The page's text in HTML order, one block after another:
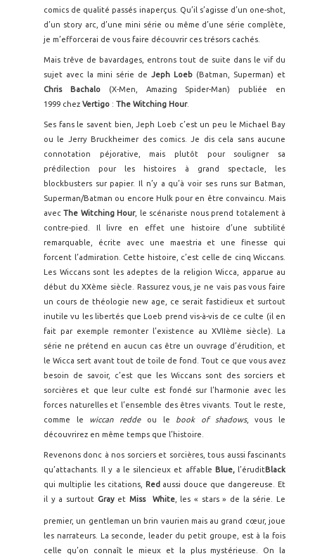
comics de qualité passés inaperçus. Qu’il s’agisse d’un one-shot,
d’un story arc, d’une mini série ou même d’une série complète,
je m’efforcerai de vous faire découvrir ces trésors cachés.
Mais trêve de bavardages, entrons tout de suite dans le vif du
sujet avec la mini série de Jeph Loeb (Batman, Superman) et
Chris Bachalo(X-Men, Amazing Spider-Man) publiée en
1999 chez Vertigo : The Witching Hour.
Ses fans le savent bien, Jeph Loeb c’est un peu le Michael Bay
ou le Jerry Bruckheimer des comics. Je dis cela sans aucune
connotation péjorative, mais plutôt pour souligner sa
prédilection pour les histoires à grand spectacle, les
blockbusters sur papier. Il n’y a qu’à voir ses runs sur Batman,
Superman/Batman ou encore Hulk pour en être convaincu. Mais
avecThe Witching Hour, le scénariste nous prend totalement à
contre-pied. Il livre en effet une histoire d’une subtilité
remarquable, écrite avec une maestria et une finesse qui
forcent l’admiration. Cette histoire, c’est celle de cinq Wiccans.
Les Wiccans sont les adeptes de la religion Wicca, apparue au
début du XXème siècle. Rassurez vous, je ne vais pas vous faire
un cours de théologie new age, ce serait fastidieux et surtout
inutile vu les libertés que Loeb prend vis-à-vis de ce culte (il en
fait par exemple remonter l’existence au XVIIème siècle). La
série ne prétend en aucun cas être un ouvrage d’érudition, et
le Wicca sert avant tout de toile de fond. Tout ce que vous avez
besoin de savoir, c’est que les Wiccans sont des sorciers et
sorcières et que leur culte est fondé sur l’harmonie avec les
forces naturelles et l’ensemble des êtres vivants. Tout le reste,
comme le wiccan reddeou le book of shadows, vous le
découvrirez en même temps que l’histoire.
Revenons donc à nos sorciers et sorcières, tous aussi fascinants
qu’attachants. Il y a le silencieux et affable Blue,l’éruditBlack
qui multiplie les citations,
Red aussi douce que dangereuse. Et
il y a surtout GrayetMiss White, les « stars » de la série. Le
premier, un gentleman un brin vaurien mais au grand cœur, joue
les narrateurs. La seconde, leader du petit groupe, est à la fois
celle qu’on connaît le mieux et la plus mystérieuse. On la